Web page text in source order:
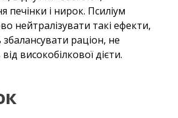
печінки і нирок. Псиліум
нейтралізувати такі ефекти,
раціон, не
високобілкової дієти.